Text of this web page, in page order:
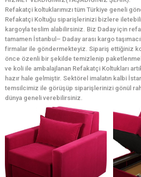
Refakatçi koltuklarımızı tüm Türkiye geneli
Refakatçi Koltuğu siparişlerinizi bizlere
kargoyla teslim alabilirsiniz. Biz Daday için
tamamen İstanbul– Daday arası kargo
firmalar ile göndermekteyiz. Sipariş ettiğiniz
önce özenli bir şekilde temizlenip
ve koli ile ambalajlanan Refakatçi Koltukları
hazır hale gelmiştir. Sektörel imalatın kalbi
temsilcimiz ile görüşüp siparişlerinizi gönül
dünya geneli verebilirsiniz.